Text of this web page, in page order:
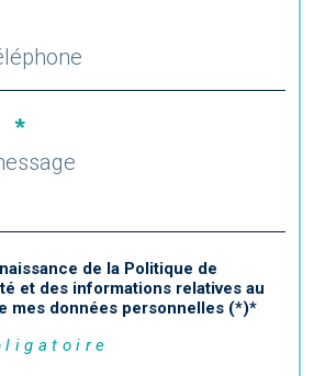
*
de la Politique de
et des informations relatives au
mes données personnelles (*)*